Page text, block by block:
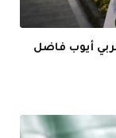
أيوب فاضل